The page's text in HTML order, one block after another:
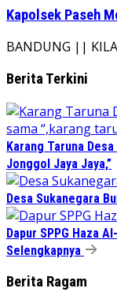
Kapolsek Paseh
BANDUNG ||
Berita Terkini
Karang Taruna
Jonggol Jaya Jaya,”
Desa Sukanegara
Dapur SPPG Haza
Selengkapnya
Berita Ragam